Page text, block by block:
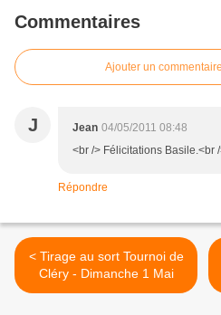
Commentaires
Ajouter un commentaire
J Jean 04/05/2011 08:48
<br /> Félicitations Basile.<br
Répondre
< Tirage au sort Tournoi de
Cléry - Dimanche 1 Mai